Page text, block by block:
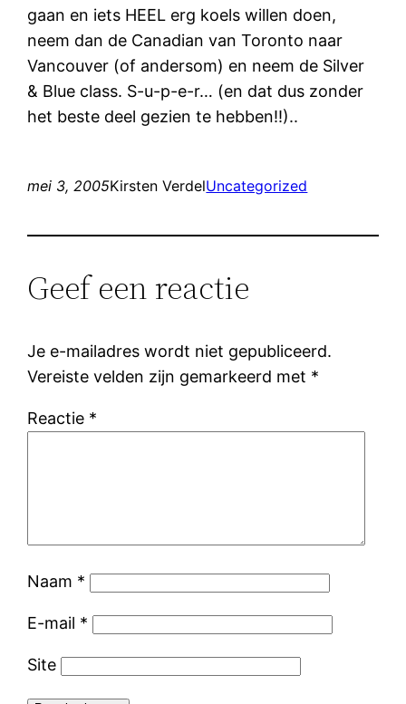
gaan en iets HEEL erg koels willen doen,
neem dan de Canadian van Toronto naar
Vancouver (of andersom) en neem de Silver
& Blue class. S-u-p-e-r… (en dat dus zonder
het beste deel gezien te hebben!!)..
mei 3, 2005Kirsten VerdelUncategorized
Geef een reactie
Je e-mailadres wordt niet gepubliceerd.
Vereiste velden zijn gemarkeerd met *
Reactie *
Naam *
E-mail *
Site